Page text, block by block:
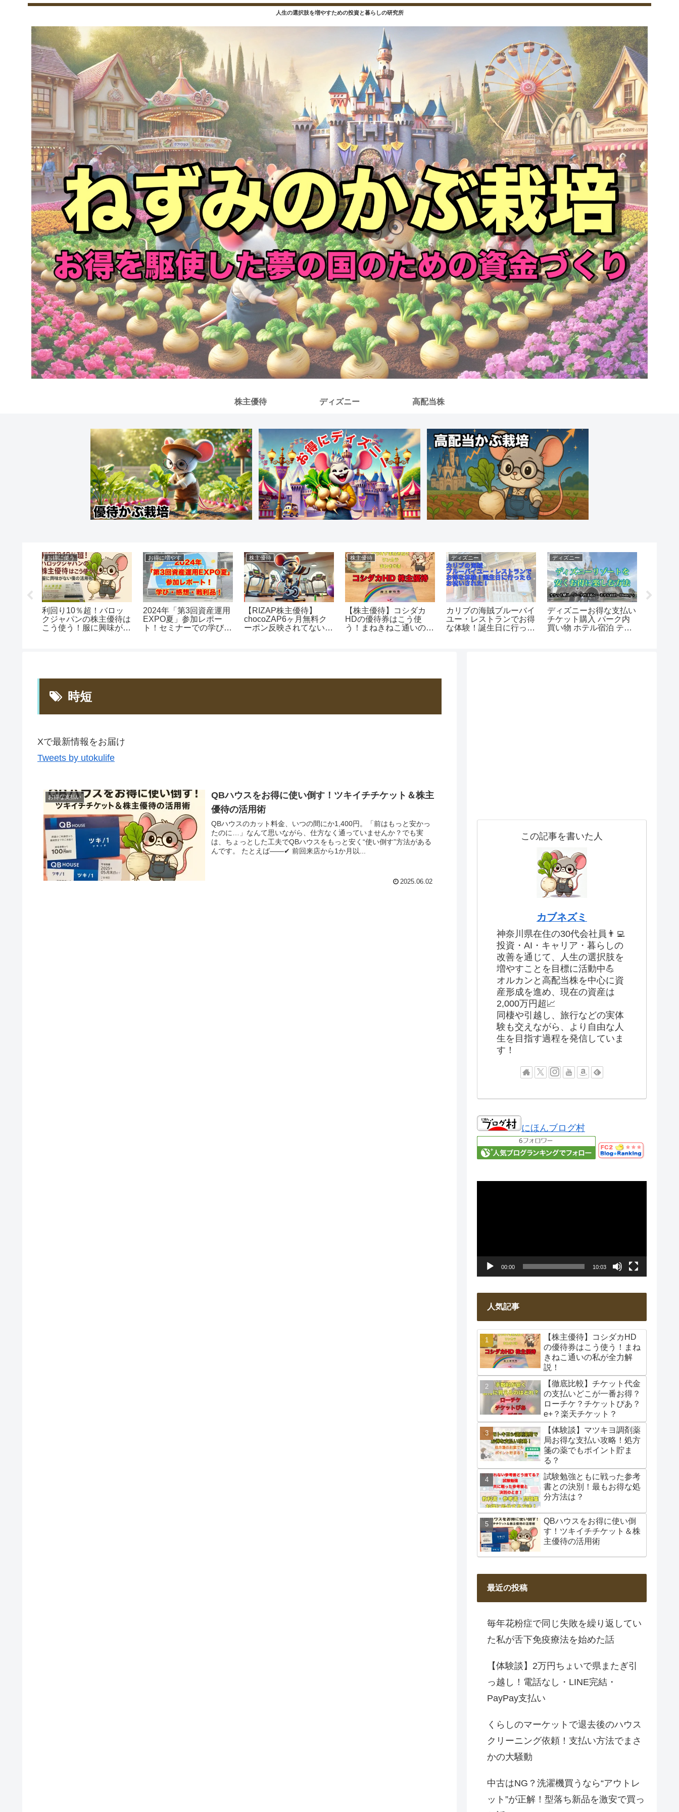
人生の選択肢を増やすための投資と暮らしの研究所
株主優待 ディズニー 高配当株
お得に使う
利回り10％超！バロッ
クジャパンの株主優待は
こう使う！服に興味がな
お得に増やす
2024年「第3回資産運用
EXPO夏」参加レポー
ト！セミナーでの学び・
株主優待
【RIZAP株主優待】
chocoZAP6ヶ月無料ク
ーポン反映されてない？
株主優待
【株主優待】コシダカ
HDの優待券はこう使
う！まねきねこ通いの私
ディズニー
カリブの海賊ブルーバイ
ユー・レストランでお得
な体験！誕生日に行った
ディズニー
ディズニーお得な支払い
チケット購入 パーク内
買い物 ホテル宿泊 テク
時短
Xで最新情報をお届け
Tweets by utokulife
お得な支払い
QBハウスをお得に使い倒す！ツキイチチケット＆株主
優待の活用術
QBハウスのカット料金、いつの間にか1,400円。「前はもっと安かっ
たのに…」なんて思いながら、仕方なく通っていませんか？でも実
は、ちょっとした工夫でQBハウスをもっと安く“使い倒す”方法がある
んです。 たとえば――✔ 前回来店から1か月以...
2025.06.02
この記事を書いた人
カブネズミ
神奈川県在住の30代会社員👨‍💻
投資・AI・キャリア・暮らしの
改善を通じて、人生の選択肢を
増やすことを目標に活動中💪
オルカンと高配当株を中心に資
産形成を進め、現在の資産は
2,000万円超📈
同棲や引越し、旅行などの実体
験も交えながら、より自由な人
生を目指す過程を発信していま
す！
にほんブログ村
00:00 10:03
人気記事
【株主優待】コシダカHD
の優待券はこう使う！まね
きねこ通いの私が全力解
説！
【徹底比較】チケット代金
の支払いどこが一番お得？
ローチケ？チケットぴあ？
e+？楽天チケット？
【体験談】マツキヨ調剤薬
局お得な支払い攻略！処方
箋の薬でもポイント貯ま
る？
試験勉強ともに戦った参考
書との決別！最もお得な処
分方法は？
QBハウスをお得に使い倒
す！ツキイチチケット＆株
主優待の活用術
最近の投稿
毎年花粉症で同じ失敗を繰り返してい
た私が舌下免疫療法を始めた話
【体験談】2万円ちょいで県またぎ引
っ越し！電話なし・LINE完結・
PayPay支払い
くらしのマーケットで退去後のハウス
クリーニング依頼！支払い方法でまさ
かの大騒動
中古はNG？洗濯機買うなら“アウトレ
ット”が正解！型落ち新品を激安で買っ